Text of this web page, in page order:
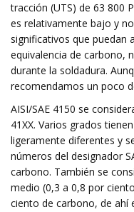
tracción (UTS) de 63 800
es relativamente bajo y
significativos que puedan
equivalencia de carbono,
durante la soldadura.
recomendamos un poco
AISI/SAE 4150 se
41XX. Varios grados
ligeramente diferentes y
números del designador
carbono. También se
medio (0,3 a 0,8 por
ciento de carbono, de ahí